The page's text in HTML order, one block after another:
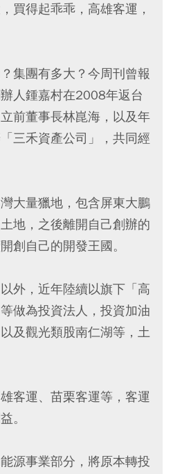
買得起乖乖，高雄客運，
集團有多大？今周刊曾報
人鍾嘉村在2008年返台
前董事長林崑海，以及年
三禾資產公司」，共同經
大量獵地，包含屏東大鵬
地，之後離開自己創辦的
創自己的開發王國。
外，近年陸續以旗下「高
做為投資法人，投資加油
及觀光類股南仁湖等，土
客運、苗栗客運等，客運
。
源事業部分，將原本轉投